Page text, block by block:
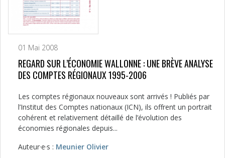
01 Mai 2008
REGARD SUR L’ÉCONOMIE WALLONNE : UNE BRÈVE ANALYSE
DES COMPTES RÉGIONAUX 1995-2006
Les comptes régionaux nouveaux sont arrivés ! Publiés par
l’Institut des Comptes nationaux (ICN), ils offrent un portrait
cohérent et relativement détaillé de l’évolution des
économies régionales depuis...
Auteur·e·s : Meunier Olivier